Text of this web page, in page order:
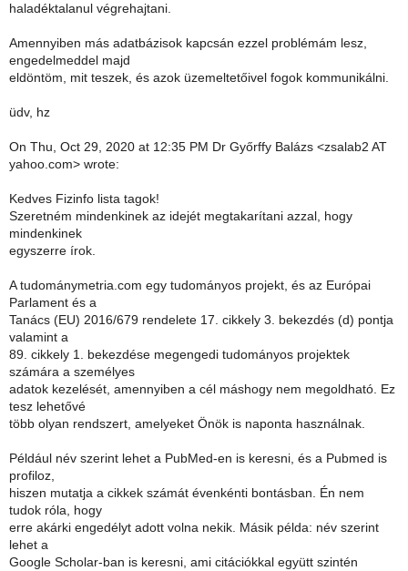
haladéktalanul végrehajtani.
Amennyiben más adatbázisok kapcsán ezzel problémám lesz,
engedelmeddel majd
eldöntöm, mit teszek, és azok üzemeltetőivel fogok kommunikálni.
üdv, hz
On Thu, Oct 29, 2020 at 12:35 PM Dr Győrffy Balázs <zsalab2 AT
yahoo.com> wrote:
Kedves Fizinfo lista tagok!
Szeretném mindenkinek az idejét megtakarítani azzal, hogy
mindenkinek
egyszerre írok.
A tudománymetria.com egy tudományos projekt, és az Európai
Parlament és a
Tanács (EU) 2016/679 rendelete 17. cikkely 3. bekezdés (d) pontja
valamint a
89. cikkely 1. bekezdése megengedi tudományos projektek
számára a személyes
adatok kezelését, amennyiben a cél máshogy nem megoldható. Ez
tesz lehetővé
több olyan rendszert, amelyeket Önök is naponta használnak.
Például név szerint lehet a PubMed-en is keresni, és a Pubmed is
profiloz,
hiszen mutatja a cikkek számát évenkénti bontásban. Én nem
tudok róla, hogy
erre akárki engedélyt adott volna nekik. Másik példa: név szerint
lehet a
Google Scholar-ban is keresni, ami citációkkal együtt szintén